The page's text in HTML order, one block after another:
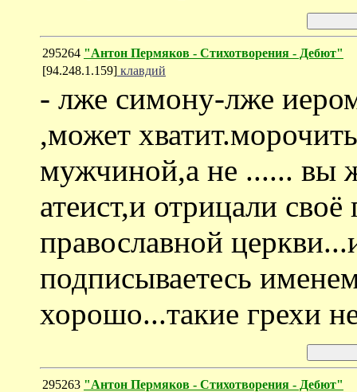
295264 "Антон Пермяков - Стихотворения - Дебют"
[94.248.1.159] клавдий
- лже симону-лже
,может
мужчиной,а не ...... вы
атеист,и отрицали
православной
подписываетесь
хорошо...такие грехи
295263 "Антон Пермяков - Стихотворения - Дебют"